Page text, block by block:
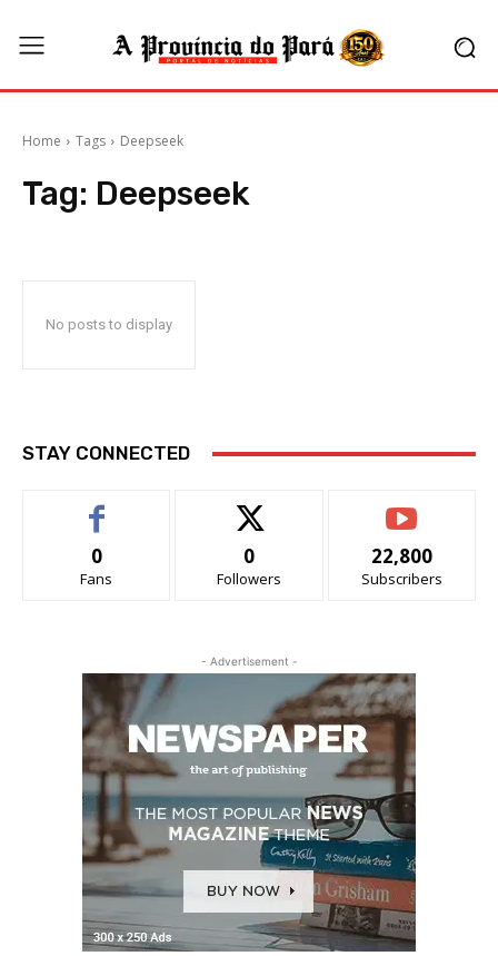
Home Tags Deepseek
Tag: Deepseek
No posts to display
STAY CONNECTED
0
Fans
0
Followers
22,800
Subscribers
- Advertisement -